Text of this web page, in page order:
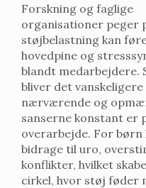
Forskning og faglige
organisationer peger
støjbelastning kan
hovedpine og
blandt medarbejdere.
bliver det
nærværende og
sanserne konstant er
overarbejde. For børn
bidrage til uro,
konflikter, hvilket
cirkel, hvor støj føder